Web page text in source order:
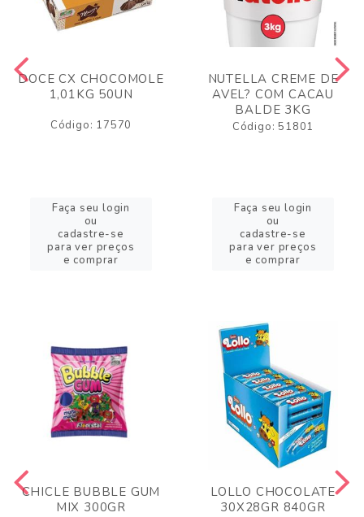
DOCE CX CHOCOMOLE
1,01KG 50UN
Código: 17570
Faça seu login
ou
cadastre-se
para ver preços
e comprar
NUTELLA CREME DE
AVEL? COM CACAU
BALDE 3KG
Código: 51801
Faça seu login
ou
cadastre-se
para ver preços
e comprar
CHICLE BUBBLE GUM
MIX 300GR
LOLLO CHOCOLATE
30X28GR 840GR